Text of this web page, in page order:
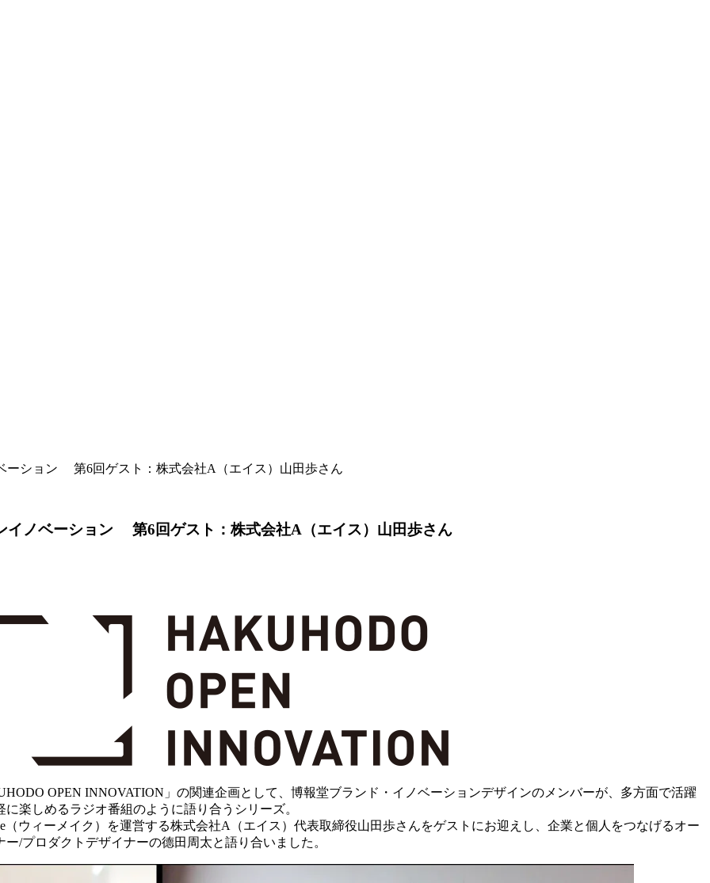
ベーション 第6回ゲスト：株式会社A（エイス）山田歩さん
イノベーション 第6回ゲスト：株式会社A（エイス）山田歩さん
OPEN INNOVATION」の関連企画として、博報堂ブランド・イノベーションデザインのメンバーが、多方面で活躍
楽しめるラジオ番組のように語り合うシリーズ。
ウィーメイク）を運営する株式会社A（エイス）代表取締役山田歩さんをゲストにお迎えし、企業と個人をつなげるオー
/プロダクトデザイナーの德田周太と語り合いました。